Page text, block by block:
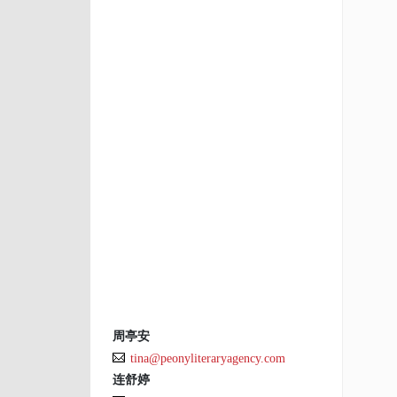
周亭安
tina@peonyliteraryagency.com
连舒婷